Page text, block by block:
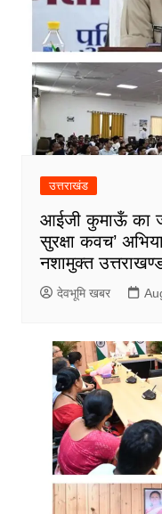
उत्तराखंड
आईजी कुमाऊँ का
सुरक्षा कवच’
नशामुक्त
देवभूमि खबर